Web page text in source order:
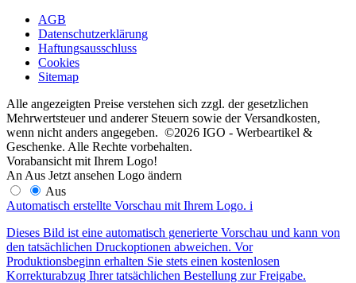
AGB
Datenschutzerklärung
Haftungsausschluss
Cookies
Sitemap
Alle angezeigten Preise verstehen sich zzgl. der gesetzlichen
Mehrwertsteuer und anderer Steuern sowie der Versandkosten,
wenn nicht anders angegeben. ©2026 IGO - Werbeartikel &
Geschenke. Alle Rechte vorbehalten.
Vorabansicht mit Ihrem Logo!
An Aus Jetzt ansehen Logo ändern
Aus
Automatisch erstellte Vorschau mit Ihrem Logo. i
Dieses Bild ist eine automatisch generierte Vorschau und kann von
den tatsächlichen Druckoptionen abweichen. Vor
Produktionsbeginn erhalten Sie stets einen kostenlosen
Korrekturabzug Ihrer tatsächlichen Bestellung zur Freigabe.